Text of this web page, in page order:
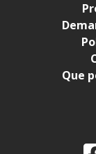
Que